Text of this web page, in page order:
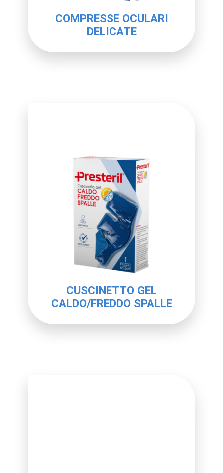
COMPRESSE OCULARI
DELICATE
CUSCINETTO GEL
CALDO/FREDDO SPALLE